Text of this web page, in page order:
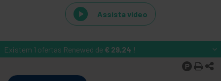
Assista vídeo
Existem 1 ofertas Renewed de € 29,24 !